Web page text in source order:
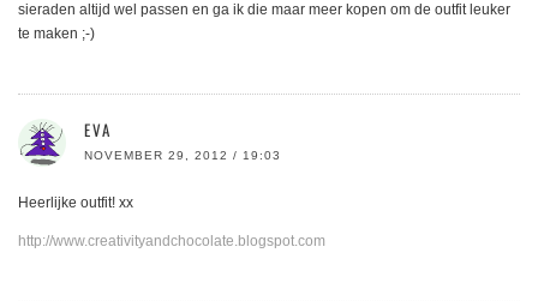
sieraden altijd wel passen en ga ik die maar meer kopen om de outfit leuker
te maken ;-)
EVA
NOVEMBER 29, 2012 / 19:03
Heerlijke outfit! xx
http://www.creativityandchocolate.blogspot.com